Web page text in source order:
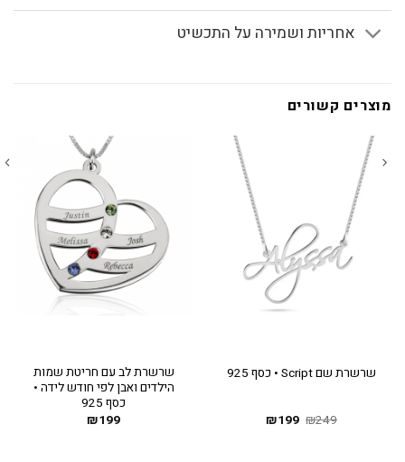
אחריות ושמירה על התכשיט
מוצרים קשורים
שרשרת שם Script • כסף 925
₪249 המחיר
₪199
שרשרת לב עם חריטת שמות
הילדים ואבן לפי חודש לידה •
כסף 925
₪199